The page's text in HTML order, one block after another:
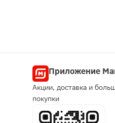
Приложение
Акции, доставка и
покупки